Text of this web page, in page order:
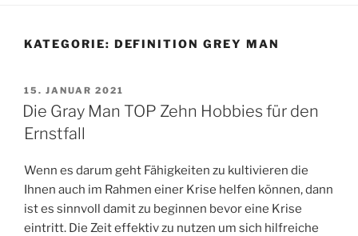
KATEGORIE: DEFINITION GREY MAN
VERÖFFENTLICHT
AM
15. JANUAR 2021
Die Gray Man TOP Zehn Hobbies für den
Ernstfall
Wenn es darum geht Fähigkeiten zu kultivieren die
Ihnen auch im Rahmen einer Krise helfen können, dann
ist es sinnvoll damit zu beginnen bevor eine Krise
eintritt. Die Zeit effektiv zu nutzen um sich hilfreiche